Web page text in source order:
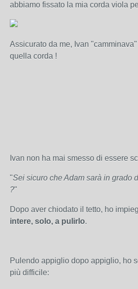
abbiamo fissato la mia corda viola
Assicurato da me, Ivan
quella corda !
Ivan non ha mai smesso di essere
"Sei sicuro che Adam sarà in grado
?"
Dopo aver chiodato il tetto, ho
intere, solo, a pulirlo.
Pulendo appiglio dopo appiglio, ho
più difficile: